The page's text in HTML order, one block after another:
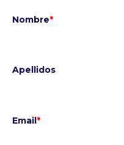
Nombre*
Apellidos
Email*